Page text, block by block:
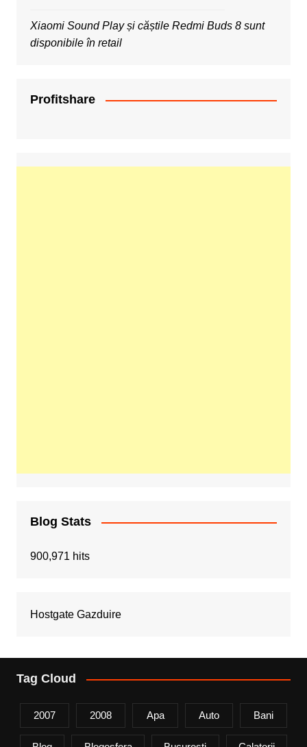
Xiaomi Sound Play și căștile Redmi Buds 8 sunt
disponibile în retail
Profitshare
Blog Stats
900,971 hits
Hostgate Gazduire
Tag Cloud
2007 2008 Apa Auto Bani